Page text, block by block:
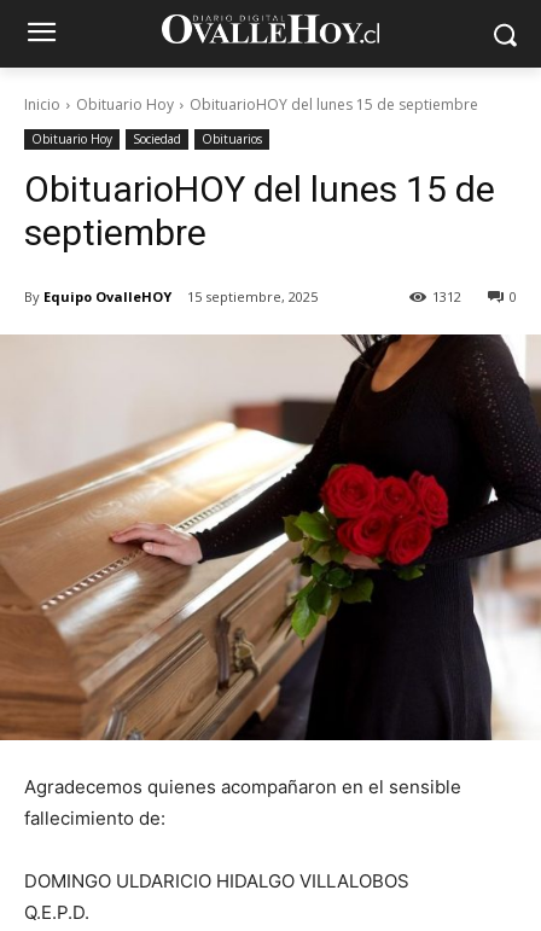
Inicio Obituario Hoy ObituarioHOY del lunes 15 de septiembre
Obituario Hoy Sociedad Obituarios
ObituarioHOY del lunes 15 de
septiembre
By Equipo OvalleHOY 15 septiembre, 2025 0
1312
Agradecemos quienes acompañaron en el sensible
fallecimiento de:
DOMINGO ULDARICIO HIDALGO VILLALOBOS
Q.E.P.D.